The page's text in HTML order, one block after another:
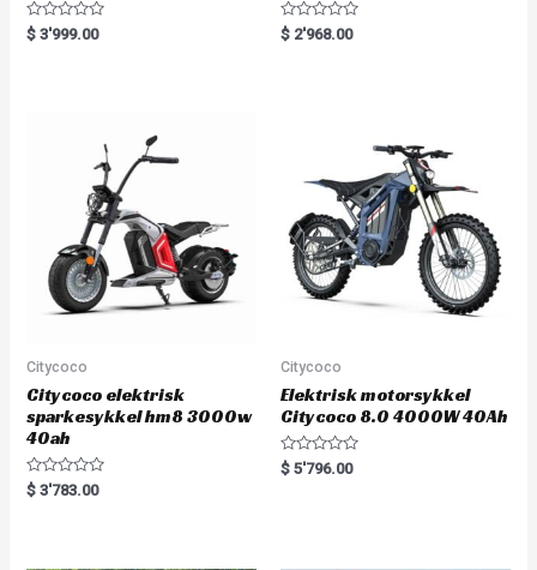
R
a
$ 3'999.00
R
a
$ 2'968.00
Citycoco
Citycoco elektrisk
sparkesykkel hm8 3000w
40ah
R
a
$ 3'783.00
Citycoco
Elektrisk motorsykkel
Citycoco 8.0 4000W 40Ah
R
a
u
$ 5'796.00